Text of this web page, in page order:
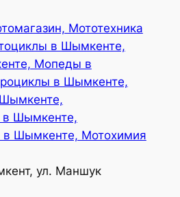
Мототехника
в Шымкенте,
Мопеды в
в Шымкенте,
в Шымкенте,
в Шымкенте, Мотохимия
ул. Маншук